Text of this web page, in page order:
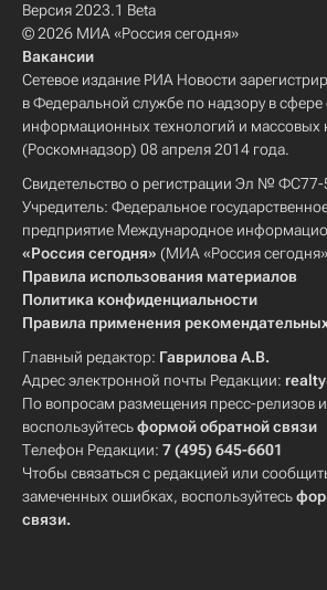
Версия 2023.1 Beta
© 2026 МИА «Россия сегодня»
Вакансии
Сетевое издание РИА Новости
в Федеральной службе по надзору в сфере
информационных технологий и массовых
(Роскомнадзор) 08 апреля 2014 года.
Свидетельство о регистрации Эл №
Учредитель: Федеральное
предприятие Международное
«Россия сегодня» (МИА «Россия
Правила использования материалов
Политика конфиденциальности
Правила применения
Главный редактор: Гаврилова А.В.
Адрес электронной почты Редакции:
По вопросам размещения пресс-релизов
воспользуйтесьформой обратной связи
Телефон Редакции: 7 (495) 645-6601
Чтобы связаться с редакцией или
замеченных ошибках, воспользуйтесь
связи.